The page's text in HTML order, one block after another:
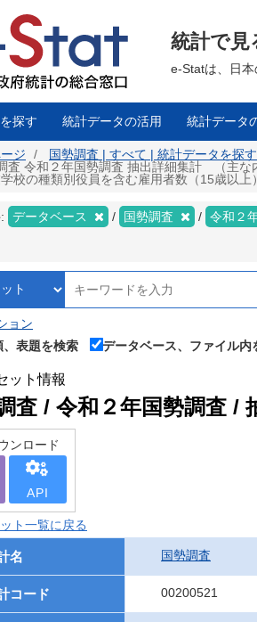
統計で見
e-Statは、日
探す 統計データの活用 統計データ
ジ
国勢調査 | すべて | 統計データを探す
査 令和２年国勢調査 抽出詳細集計 （主な
校の種類別役員を含む雇用者数（15歳以
データベース 国勢調査 令和２
ョン
、表題を検索
データベース、ファイル内
ット情報
査 / 令和２年国勢調査 /
ンロード
API
ト一覧に戻る
名 国勢調査
コード 00200521